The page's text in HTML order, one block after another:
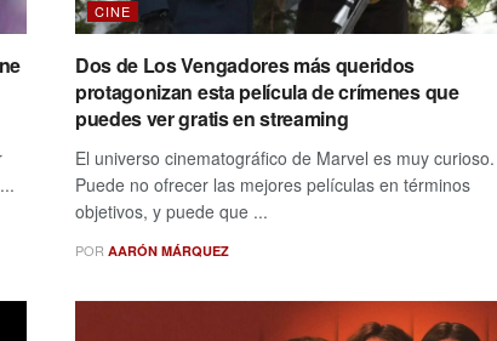
CINE
Dos de Los Vengadores más queridos
protagonizan esta película de crímenes que
puedes ver gratis en streaming
El universo cinematográfico de Marvel es muy curioso.
Puede no ofrecer las mejores películas en términos
objetivos, y puede que ...
POR AARÓN MÁRQUEZ